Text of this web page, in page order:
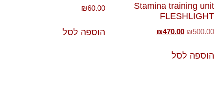
Stamina training unit
FLESHLIGHT
₪500.00
₪470.00
הוספה לסל
₪60.00
הוספה לסל